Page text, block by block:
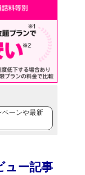
ーンや最新
ュー記事